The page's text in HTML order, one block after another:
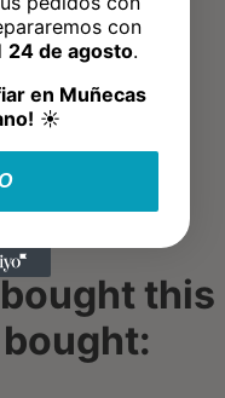
this
con
24 de agosto.
en Muñecas
☀️